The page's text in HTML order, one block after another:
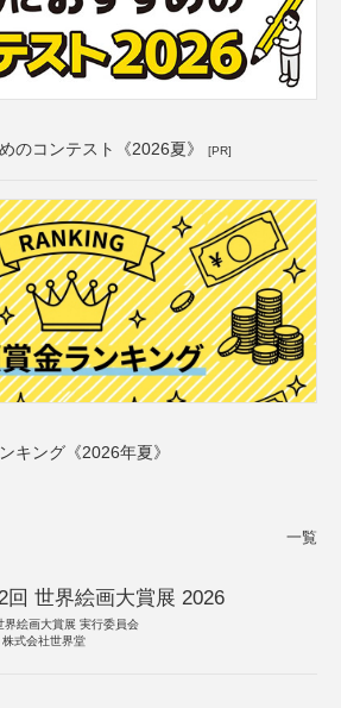
のコンテスト《2026夏》 [PR]
キング《2026年夏》
一覧
回 世界絵画大賞展 2026
界絵画大賞展 実行委員会
株式会社世界堂